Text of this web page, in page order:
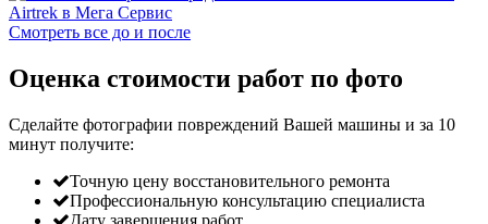
Смотреть все до и после
Оценка стоимости работ по фото
Сделайте фотографии повреждений Вашей машины и за 10
минут получите:
Точную цену восстановительного ремонта
Профессиональную консультацию специалиста
Дату завершения работ